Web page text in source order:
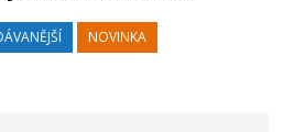
NOVINKA